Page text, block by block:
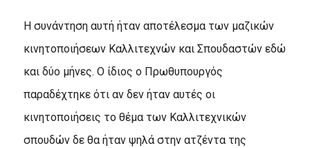
Η συνάντηση αυτή ήταν αποτέλεσμα των μαζικών
κινητοποιήσεων Καλλιτεχνών και Σπουδαστών εδώ
και δύο μήνες. Ο ίδιος ο Πρωθυπουργός
παραδέχτηκε ότι αν δεν ήταν αυτές οι
κινητοποιήσεις το θέμα των Καλλιτεχνικών
σπουδών δε θα ήταν ψηλά στην ατζέντα της